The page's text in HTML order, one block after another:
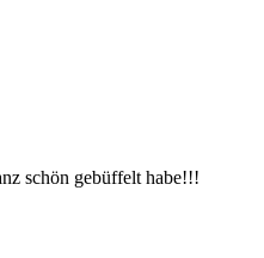
schön gebüffelt habe!!!